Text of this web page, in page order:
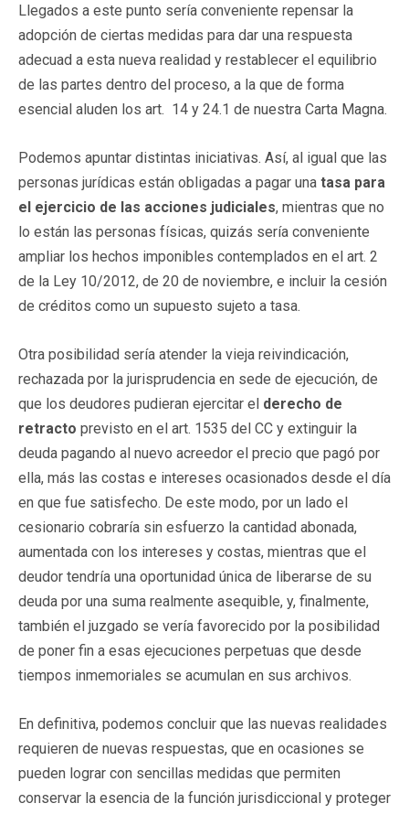
Llegados a este punto sería conveniente repensar la
adopción de ciertas medidas para dar una respuesta
adecuad a esta nueva realidad y restablecer el equilibrio
de las partes dentro del proceso, a la que de forma
esencial aluden los art. 14 y 24.1 de nuestra Carta Magna.
Podemos apuntar distintas iniciativas. Así, al igual que las
personas jurídicas están obligadas a pagar una tasa para
el ejercicio de las acciones judiciales, mientras que no
lo están las personas físicas, quizás sería conveniente
ampliar los hechos imponibles contemplados en el art. 2
de la Ley 10/2012, de 20 de noviembre, e incluir la cesión
de créditos como un supuesto sujeto a tasa.
Otra posibilidad sería atender la vieja reivindicación,
rechazada por la jurisprudencia en sede de ejecución, de
que los deudores pudieran ejercitar el derecho de
retracto previsto en el art. 1535 del CC y extinguir la
deuda pagando al nuevo acreedor el precio que pagó por
ella, más las costas e intereses ocasionados desde el día
en que fue satisfecho. De este modo, por un lado el
cesionario cobraría sin esfuerzo la cantidad abonada,
aumentada con los intereses y costas, mientras que el
deudor tendría una oportunidad única de liberarse de su
deuda por una suma realmente asequible, y, finalmente,
también el juzgado se vería favorecido por la posibilidad
de poner fin a esas ejecuciones perpetuas que desde
tiempos inmemoriales se acumulan en sus archivos.
En definitiva, podemos concluir que las nuevas realidades
requieren de nuevas respuestas, que en ocasiones se
pueden lograr con sencillas medidas que permiten
conservar la esencia de la función jurisdiccional y proteger